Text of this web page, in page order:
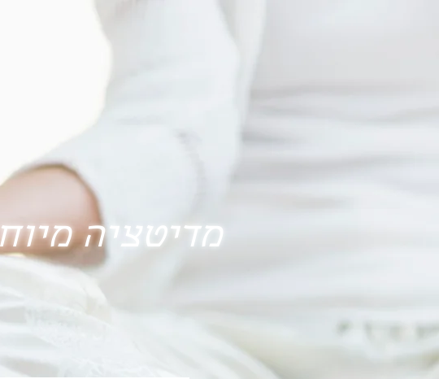
מדיטציה